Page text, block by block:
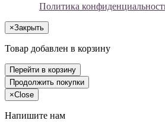
Политика
×Закрыть
Товар добавлен в корзину
Перейти в корзину
Продолжить покупки
×Close
Напишите нам